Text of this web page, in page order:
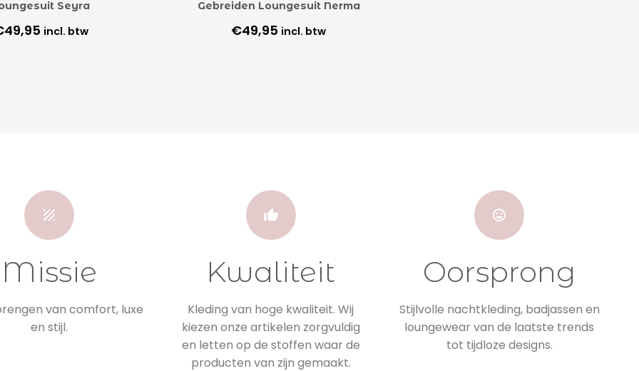
Seyra
49,95 incl. btw
Gebreiden Loungesuit Nerma
€49,95 incl. btw
Missie
van comfort, luxe
en stijl.
Kwaliteit
Kleding van hoge kwaliteit. Wij
kiezen onze artikelen zorgvuldig
en letten op de stoffen waar de
producten van zijn gemaakt.
Oorsprong
Stijlvolle nachtkleding, badjassen en
loungewear van de laatste trends
tot tijdloze designs.